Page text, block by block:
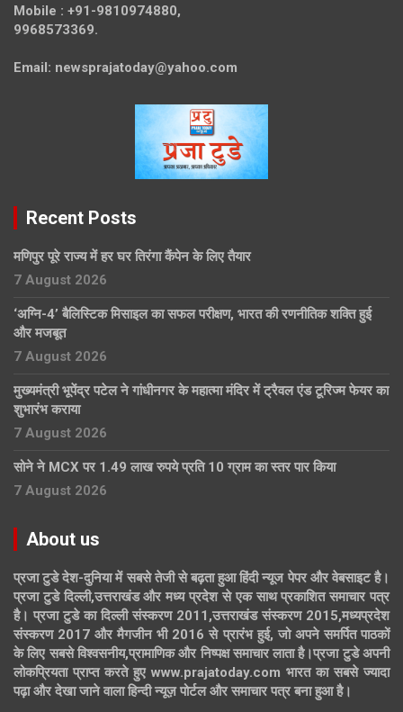
Mobile : +91-9810974880,
9968573369.
Email: newsprajatoday@yahoo.com
Recent Posts
मणिपुर पूरे राज्य में हर घर तिरंगा कैंपेन के लिए तैयार
7 August 2026
‘अग्नि-4’ बैलिस्टिक मिसाइल का सफल परीक्षण, भारत की रणनीतिक शक्ति हुई
और मजबूत
7 August 2026
मुख्यमंत्री भूपेंद्र पटेल ने गांधीनगर के महात्मा मंदिर में ट्रैवल एंड टूरिज्म फेयर का
शुभारंभ कराया
7 August 2026
सोने ने MCX पर 1.49 लाख रुपये प्रति 10 ग्राम का स्तर पार किया
7 August 2026
About us
प्रजा टुडे देश-दुनिया में सबसे तेजी से बढ़ता हुआ हिंदी न्यूज पेपर और वेबसाइट है।
प्रजा टुडे दिल्ली,उत्तराखंड और मध्य प्रदेश से एक साथ प्रकाशित समाचार पत्र
है। प्रजा टुडे का दिल्ली संस्करण 2011,उत्तराखंड संस्करण 2015,मध्यप्रदेश
संस्करण 2017 और मैगजीन भी 2016 से प्रारंभ हुई, जो अपने समर्पित पाठकों
के लिए सबसे विश्वसनीय,प्रामाणिक और निष्पक्ष समाचार लाता है।प्रजा टुडे अपनी
लोकप्रियता प्राप्त करते हुए www.prajatoday.com भारत का सबसे ज्यादा
पढ़ा और देखा जाने वाला हिन्दी न्यूज़ पोर्टल और समाचार पत्र बना हुआ है।